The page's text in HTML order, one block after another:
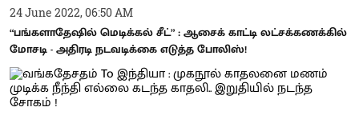
24 June 2022, 06:50 AM
“பங்களாதேஷில் மெடிக்கல் சீட்” : ஆசைக் காட்டி லட்சக்கணக்கில்
மோசடி - அதிரடி நடவடிக்கை எடுத்த போலிஸ்!